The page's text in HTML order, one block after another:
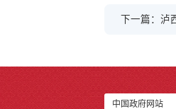
下一篇：
中国政府网站